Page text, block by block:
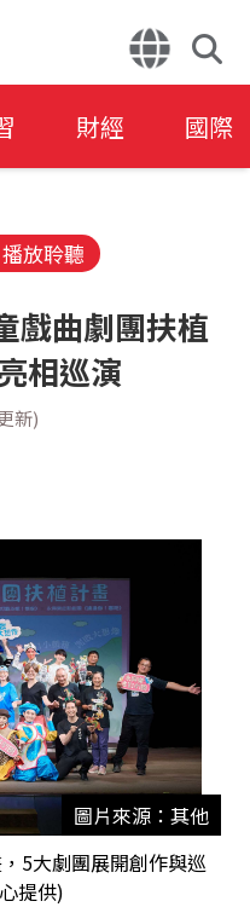
財經 國際
播放聆聽
戲曲劇團扶植
相巡演
新)
圖片來源：其他
5大劇團展開創作與巡
提供)